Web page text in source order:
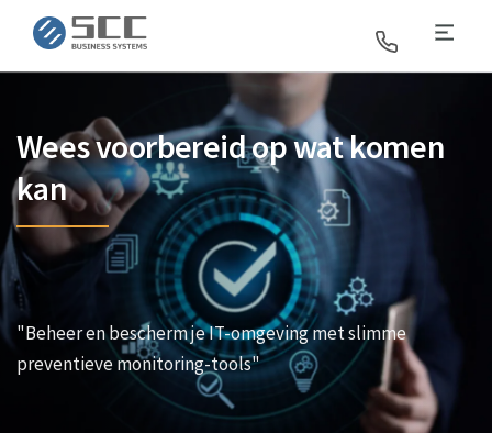
Wees voorbereid op wat komen
kan
"Beheer en bescherm je IT-omgeving met slimme
preventieve monitoring-tools"